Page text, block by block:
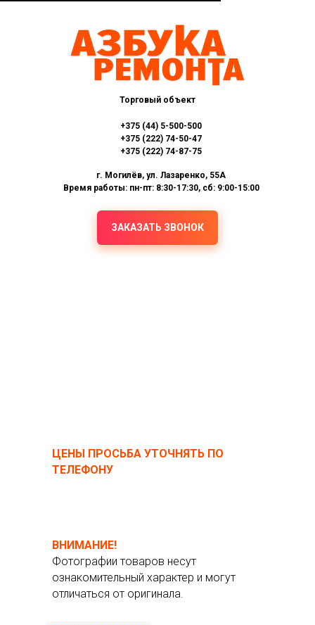
Торговый объект
+375 (44) 5-500-500
+375 (222) 74-50-47
+375 (222) 74-87-75
г. Могилёв, ул. Лазаренко, 55А
Время работы: пн-пт: 8:30-17:30, сб: 9:00-15:00
ЗАКАЗАТЬ ЗВОНОК
ЦЕНЫ ПРОСЬБА УТОЧНЯТЬ ПО
ТЕЛЕФОНУ
ВНИМАНИЕ!
Фотографии товаров несут
ознакомительный характер и могут
отличаться от оригинала.